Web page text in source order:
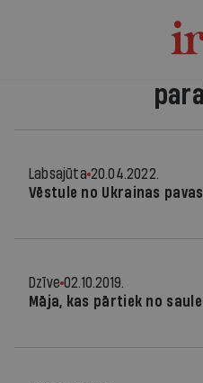
Labsajūta 20.04.2022.
Vēstule no Ukrainas
Dzīve 02.10.2019.
Māja, kas pārtiek no